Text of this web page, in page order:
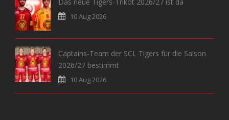
Das neue Tigers-Trikot 2026/27 ist da
10 Aug 2026
Captains-Team der SCL Tigers für die Saison
2026/27 bestimmt
10 Aug 2026